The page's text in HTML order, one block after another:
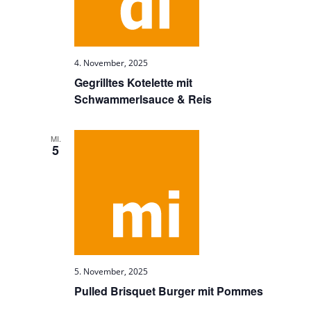
Gegrilltes Kotelette mit
Schwammerlsauce & Reis
4. November, 2025
MI.
5
Pulled Brisquet Burger mit Pommes
5. November, 2025